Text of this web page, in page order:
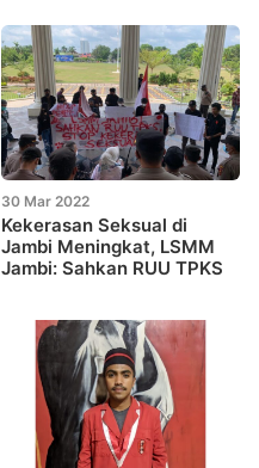
30 Mar 2022
Kekerasan Seksual di
Jambi Meningkat, LSMM
Jambi: Sahkan RUU TPKS